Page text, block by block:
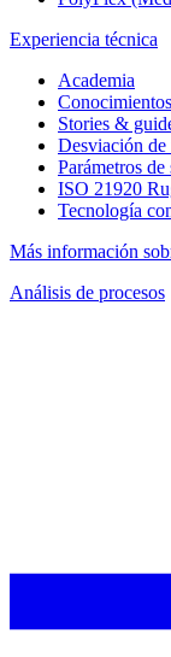
Experiencia técnica
Academia
Stories &
Desviación
Parámetros
ISO 21920
Tecnología
Más información
Análisis de procesos